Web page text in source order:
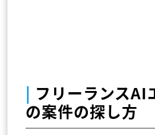
| フリーランスAI
の案件の探し方